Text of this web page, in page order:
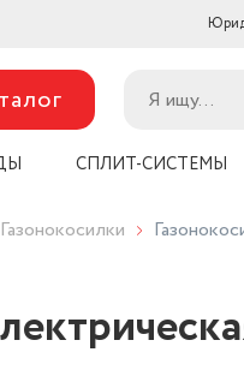
СПЛИТ-СИСТЕМЫ
Газонокосилки